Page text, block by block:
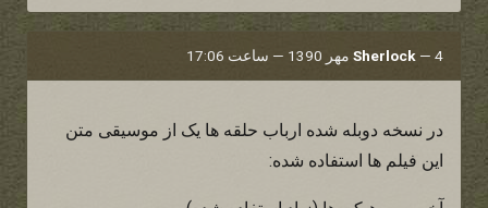
Sherlock — 4 مهر 1390 — ساعت 17:06
در نسخه دوبله شده ارباب حلقه ها یک از موسیقی متن
این فیلم ها استفاده شده: